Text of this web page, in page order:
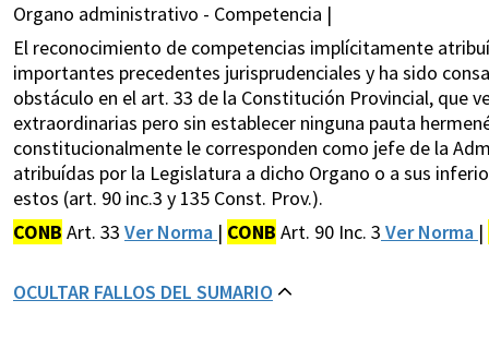
Organo administrativo - Competencia |
El reconocimiento de competencias implícitamente
importantes precedentes jurisprudenciales y ha sido
obstáculo en el art. 33 de la Constitución Provincial, que
extraordinarias pero sin establecer ninguna pauta
constitucionalmente le corresponden como jefe de la
atribuídas por la Legislatura a dicho Organo o a sus
estos (art. 90 inc.3 y 135 Const. Prov.).
CONB Art. 33 Ver Norma | CONB Art. 90 Inc. 3 Ver Norma |
OCULTAR FALLOS DEL SUMARIO